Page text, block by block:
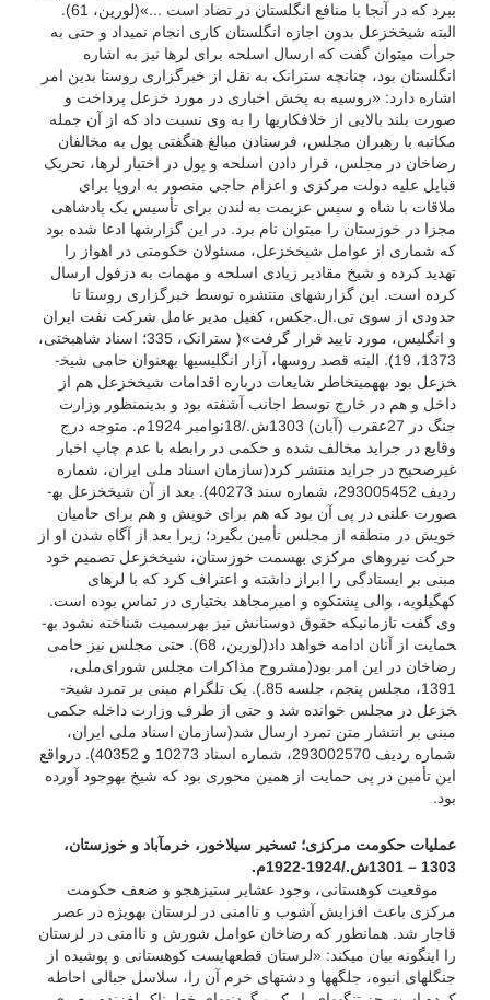
ببرد که در آنجا با منافع انگلستان در تضاد است ...»(لورین، 61).
البته شیخ­خزعل بدون اجازه انگلستان کاری انجام نمی­داد و حتی به
جرأت می­توان گفت که ارسال اسلحه برای لرها نیز به اشاره
انگلستان بود، چنانچه سترانک به نقل از خبرگزاری روستا بدین امر
اشاره دارد: «روسیه به پخش اخباری در مورد خزعل پرداخت و
صورت بلند بالایی از خلافکاری­ها را به وی نسبت داد که از آن جمله
مکاتبه با رهبران مجلس، فرستادن مبالغ هنگفتی پول به مخالفان
رضاخان در مجلس، قرار دادن اسلحه و پول در اختیار لرها، تحریک
قبایل علیه دولت مرکزی و اعزام حاجی منصور به اروپا برای
ملاقات با شاه و سپس عزیمت به لندن برای تأسیس یک پادشاهی
مجزا در خوزستان را می­توان نام برد. در این گزارش­ها ادعا شده بود
که شماری از عوامل شیخ­خزعل، مسئولان حکومتی در اهواز را
تهدید کرده و شیخ مقادیر زیادی اسلحه و مهمات به دزفول ارسال
کرده است. این گزارش­های منتشره توسط خبرگزاری روستا تا
حدودی از سوی تی.ال.جکس، کفیل مدیر عامل شرکت نفت ایران
و انگلیس، مورد تایید قرار گرفت»( سترانک، 335؛ اسناد شاه­بختی،
1373، 19). البته قصد روس­ها، آزار انگلیسی­ها به­عنوان حامی شیخ­
خزعل بود به­همین­خاطر شایعات درباره اقدامات شیخ­خزعل هم از
داخل و هم در خارج توسط اجانب آشفته بود و بدین­منظور وزارت
جنگ در 27عقرب (آبان) 1303ش./18نوامبر 1924م. متوجه درج
وقایع در جراید مخالف شده و حکمی در رابطه با عدم چاپ اخبار
غیرصحیح در جراید منتشر کرد(سازمان اسناد ملی ایران، شماره
ردیف 293005452، شماره سند 40273). بعد از آن شیخ­خزعل به­
صورت علنی در پی آن بود که هم برای خویش و هم برای حامیان
خویش در منطقه از مجلس تأمین بگیرد؛ زیرا بعد از آگاه شدن او از
حرکت نیروهای مرکزی به­سمت خوزستان، شیخ­خزعل تصمیم خود
مبنی بر ایستادگی را ابراز داشته و اعتراف کرد که با لرهای
کهگیلویه، والی پشتکوه و امیرمجاهد بختیاری در تماس بوده است.
وی گفت تا­زمانی­که حقوق دوستانش نیز به­رسمیت شناخته نشود به­
حمایت از آنان ادامه خواهد داد(لورین، 68). حتی مجلس نیز حامی
رضاخان در این امر بود(مشروح مذاکرات مجلس شورای‌ملی،
1391، مجلس پنجم، جلسه 85.). یک تلگرام مبنی بر تمرد شیخ­
خزعل در مجلس خوانده شد و حتی از طرف وزارت داخله حکمی
مبنی بر انتشار متن تمرد ارسال شد(سازمان اسناد ملی ایران،
شماره ردیف 293002570، شماره اسناد 10273 و 40352). درواقع
این تأمین در پی حمایت از همین محوری بود که شیخ به­وجود آورده
بود.
عملیات حکومت مرکزی؛ تسخیر سیلاخور، خرم­آباد و خوزستان،
1303
–
موقعیت کوهستانی، وجود عشایر ستیزه­جو و ضعف حکومت
مرکزی باعث افزایش آشوب و ناامنی در لرستان به­ویژه در عصر
قاجار شد. همان­طور که رضاخان عوامل شورش و ناامنی در لرستان
را اینگونه بیان می­کند: «لرستان قطعه­ایست کوهستانی و پوشیده از
جنگل­های انبوه، جلگه­ها و دشت­های خرم آن را، سلاسل جبالی احاطه